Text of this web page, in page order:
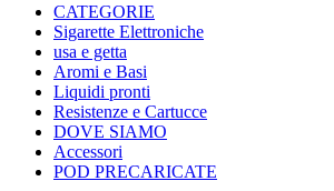
CATEGORIE
Sigarette Elettroniche
usa e getta
Aromi e Basi
Liquidi pronti
Resistenze e Cartucce
DOVE SIAMO
Accessori
POD PRECARICATE